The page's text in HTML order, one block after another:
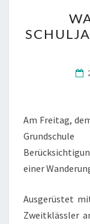
Am Freitag,
einer
Ausgerüstet
Zweitklässler